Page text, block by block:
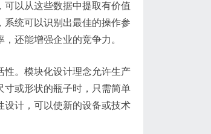
以从这些数据中提取有价值
统可以识别出最佳的操作参
还能增强企业的竞争力。
性。模块化设计理念允许生产
寸或形状的瓶子时，只需简单
设计，可以使新的设备或技术